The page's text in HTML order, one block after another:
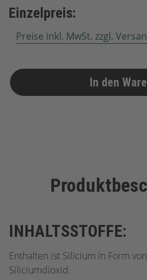
Einzelpreis:
Preise inkl. MwSt. zzgl.
In den
INHALTSSTOFFE:
Enthalten ist Silicium in Form
Siliciumdioxid.